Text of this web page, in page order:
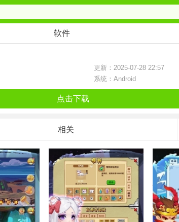
软件
更新：2025-07-28 22:57
系统：Android
点击下载
相关